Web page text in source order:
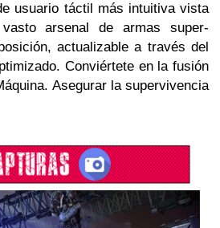
usuario táctil más intuitiva vista
arsenal de armas super-
actualizable a través del
Conviértete en la fusión
Asegurar la supervivencia